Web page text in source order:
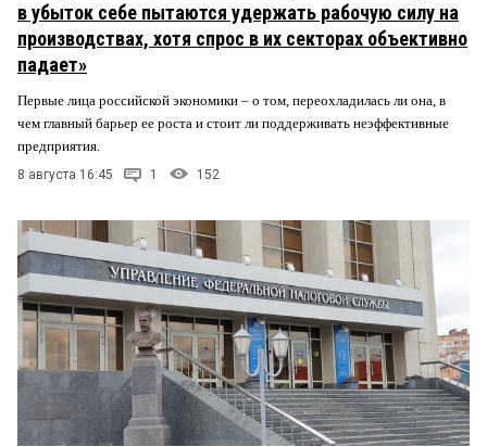
в убыток себе пытаются удержать рабочую силу на
производствах, хотя спрос в их секторах объективно
падает»
Первые лица российской экономики – о том, переохладилась ли она, в
чем главный барьер ее роста и стоит ли поддерживать неэффективные
предприятия.
8 августа 16:45 1 152